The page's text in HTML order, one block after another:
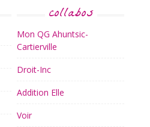
collabos
Mon QG Ahuntsic-
Cartierville
Droit-Inc
Addition Elle
Voir